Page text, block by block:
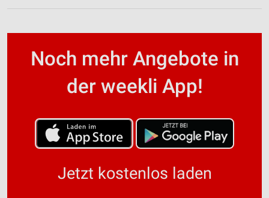
Noch mehr Angebote in
der weekli App!
Jetzt kostenlos laden